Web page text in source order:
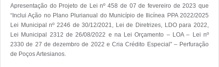
Apresentação do Projeto de Lei nº 458 de 07 de fevereiro de 2023 que
“Inclui Ação no Plano Plurianual do Município de Ilicínea PPA 2022/2025
Lei Municipal nº 2246 de 30/12/2021, Lei de Diretrizes, LDO para 2022,
Lei Municipal 2312 de 26/08/2022 e na Lei Orçamento – LOA – Lei nº
2330 de 27 de dezembro de 2022 e Cria Crédito Especial” – Perfuração
de Poços Artesianos.